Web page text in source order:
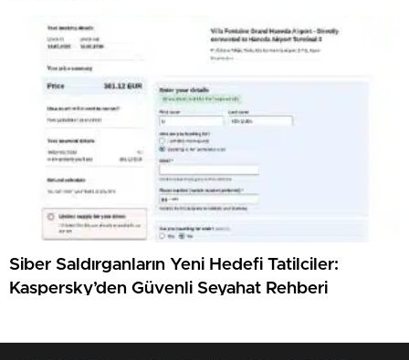
Siber Saldırganların Yeni Hedefi Tatilciler:
Kaspersky’den Güvenli Seyahat Rehberi